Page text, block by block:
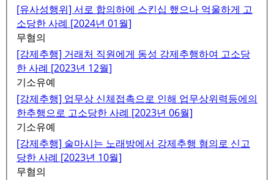
[유사성행위] 서로 합의하에 스킨십 했으나 억울하게 고
소당한 사례 [2024년 01월]
무혐의
[강제추행] 거래처 직원에게 동성 강제추행하여 고소당
한 사례 [2023년 12월]
기소유예
[강제추행] 업무상 신체접촉으로 인해 업무상위력등에의
한추행으로 고소당한 사례 [2023년 06월]
기소유예
[강제추행] 술마시는 노래방에서 강제추행 혐의로 신고
당한 사례 [2023년 10월]
무혐의